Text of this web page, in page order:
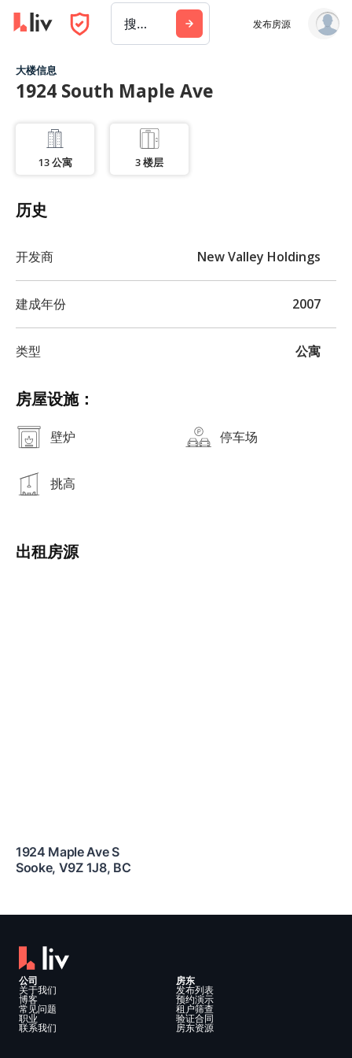
搜索城市、建筑或公司 发布房源
大楼信息
1924 South Maple Ave
13公寓 3楼层
房屋设施：
壁炉 停车场
挑高
出租房源
历史
开发商 New Valley Holdings
建成年份 2007
类型 公寓
1924 Maple Ave S
Sooke, V9Z 1J8, BC
公司
关于我们
博客
常见问题
职业
联系我们
房东
发布列表
预约演示
租户筛查
验证合同
房东资源